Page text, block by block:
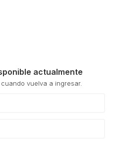
actualmente